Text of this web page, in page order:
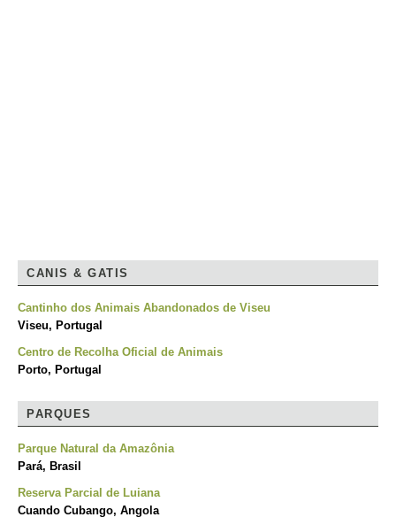
CANIS & GATIS
Cantinho dos Animais Abandonados de Viseu
Viseu, Portugal
Centro de Recolha Oficial de Animais
Porto, Portugal
PARQUES
Parque Natural da Amazônia
Pará, Brasil
Reserva Parcial de Luiana
Cuando Cubango, Angola